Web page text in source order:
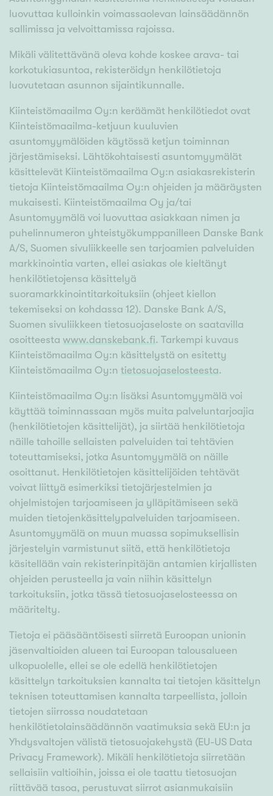
luovuttaa kulloinkin voimassaolevan lainsäädännön
sallimissa ja velvoittamissa rajoissa.
Mikäli välitettävänä oleva kohde koskee arava- tai
korkotukiasuntoa, rekisteröidyn henkilötietoja
luovutetaan asunnon sijaintikunnalle.
Kiinteistömaailma Oy:n keräämät henkilötiedot ovat
Kiinteistömaailma-ketjuun kuuluvien
asuntomyymälöiden käytössä ketjun toiminnan
järjestämiseksi. Lähtökohtaisesti asuntomyymälät
käsittelevät Kiinteistömaailma Oy:n asiakasrekisterin
tietoja Kiinteistömaailma Oy:n ohjeiden ja määräysten
mukaisesti. Kiinteistömaailma Oy ja/tai
Asuntomyymälä voi luovuttaa asiakkaan nimen ja
puhelinnumeron yhteistyökumppanilleen Danske Bank
A/S, Suomen sivuliikkeelle sen tarjoamien palveluiden
markkinointia varten, ellei asiakas ole kieltänyt
henkilötietojensa käsittelyä
suoramarkkinointitarkoituksiin (ohjeet kiellon
tekemiseksi on kohdassa 12). Danske Bank A/S,
Suomen sivuliikkeen tietosuojaseloste on saatavilla
osoitteesta www.danskebank.fi. Tarkempi kuvaus
Kiinteistömaailma Oy:n käsittelystä on esitetty
Kiinteistömaailma Oy:n tietosuojaselosteesta.
Kiinteistömaailma Oy:n lisäksi Asuntomyymälä voi
käyttää toiminnassaan myös muita palveluntarjoajia
(henkilötietojen käsittelijät), ja siirtää henkilötietoja
näille tahoille sellaisten palveluiden tai tehtävien
toteuttamiseksi, jotka Asuntomyymälä on näille
osoittanut. Henkilötietojen käsittelijöiden tehtävät
voivat liittyä esimerkiksi tietojärjestelmien ja
ohjelmistojen tarjoamiseen ja ylläpitämiseen sekä
muiden tietojenkäsittelypalveluiden tarjoamiseen.
Asuntomyymälä on muun muassa sopimuksellisin
järjestelyin varmistunut siitä, että henkilötietoja
käsitellään vain rekisterinpitäjän antamien kirjallisten
ohjeiden perusteella ja vain niihin käsittelyn
tarkoituksiin, jotka tässä tietosuojaselosteessa on
määritelty.
Tietoja ei pääsääntöisesti siirretä Euroopan unionin
jäsenvaltioiden alueen tai Euroopan talousalueen
ulkopuolelle, ellei se ole edellä henkilötietojen
käsittelyn tarkoituksien kannalta tai tietojen käsittelyn
teknisen toteuttamisen kannalta tarpeellista, jolloin
tietojen siirrossa noudatetaan
henkilötietolainsäädännön vaatimuksia sekä EU:n ja
Yhdysvaltojen välistä tietosuojakehystä (EU-US Data
Privacy Framework). Mikäli henkilötietoja siirretään
sellaisiin valtioihin, joissa ei ole taattu tietosuojan
riittävää tasoa, perustuvat siirrot asianmukaisiin